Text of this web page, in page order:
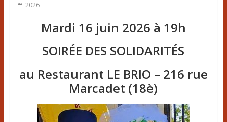
2026
Mardi 16 juin 2026 à 19h
SOIRÉE DES SOLIDARITÉS
au Restaurant LE BRIO – 216 rue
Marcadet (18è)